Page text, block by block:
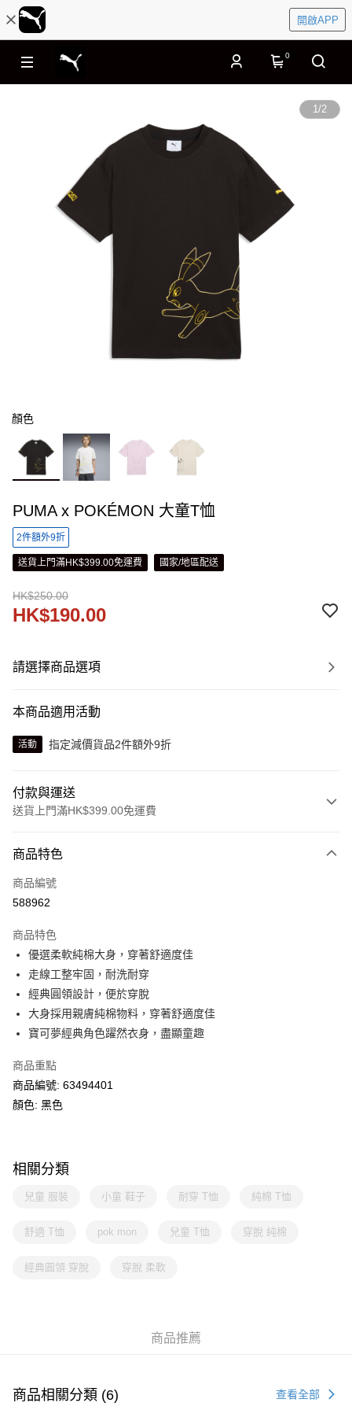
開啟APP
0
1/2
顏色
PUMA x POKÉMON 大童T恤
2件額外9折
送貨上門滿HK$399.00免運費 國家/地區配送
HK$250.00
HK$190.00
請選擇商品選項
本商品適用活動
活動 指定減價貨品2件額外9折
付款與運送
送貨上門滿HK$399.00免運費
信用卡
線上付款
Alipay, PayMe, WeChat Pay, UnionPay, FPS
送貨方式
單筆訂單淨值滿$399可享免運費優惠
每筆HK$30.00，滿HK$399.00或以上免運費
滿$599可享澳門免運費優惠
商品特色
商品編號
588962
商品特色
優選柔軟純棉大身，穿著舒適度佳
走線工整牢固，耐洗耐穿
經典圓領設計，便於穿脫
大身採用親膚純棉物料，穿著舒適度佳
寶可夢經典角色躍然衣身，盡顯童趣
商品重點
商品編號: 63494401
顏色: 黑色
相關分類
兒童 服裝 小童 鞋子 耐穿 T恤 純棉 T恤
舒適 T恤 pok mon 兒童 T恤 穿脫 純棉
經典圓領 穿脫 穿脫 柔軟
商品推薦
商品相關分類 (6) 查看全部